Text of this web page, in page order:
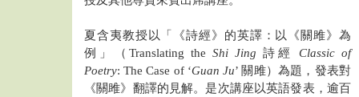
夏含夷教授以「《詩經》的英譯：以《關雎》為
例」（Translating theShi Jing 詩經Classic of
Poetry: The Case of ‘Guan Ju’ 關雎）為題，發表對
《關雎》翻譯的見解。是次講座以英語發表，逾百